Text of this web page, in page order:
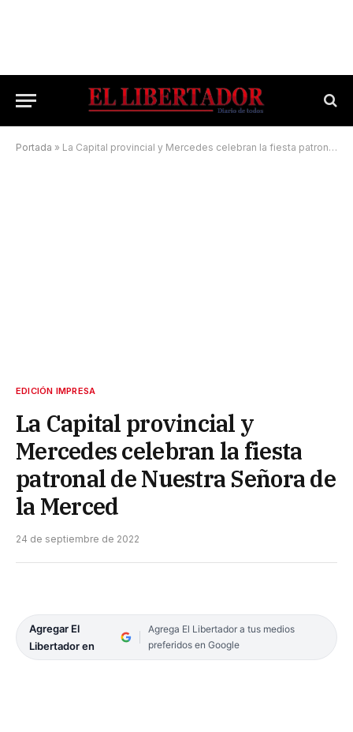
Portada » La Capital provincial y Mercedes celebran la fiesta patronal de Nuestra Señora de la Merced
EDICIÓN IMPRESA
La Capital provincial y
Mercedes celebran la fiesta
patronal de Nuestra Señora de
la Merced
24 de septiembre de 2022
Agregar El
Libertador en
Agrega El Libertador a tus medios
preferidos en Google